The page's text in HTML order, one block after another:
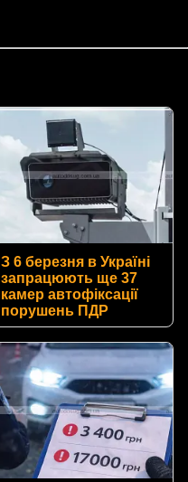
З 6 березня в Україні
запрацюють ще 37
камер автофіксації
порушень ПДР